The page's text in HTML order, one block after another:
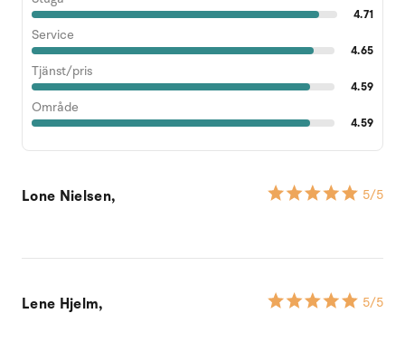
4.71
Service
4.65
Tjänst/pris
4.59
Område
4.59
Lone Nielsen, 5/5
Lene Hjelm, 5/5